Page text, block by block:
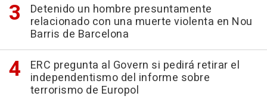
Detenido un hombre presuntamente
relacionado con una muerte violenta en Nou
Barris de Barcelona
ERC pregunta al Govern si pedirá retirar el
independentismo del informe sobre
terrorismo de Europol